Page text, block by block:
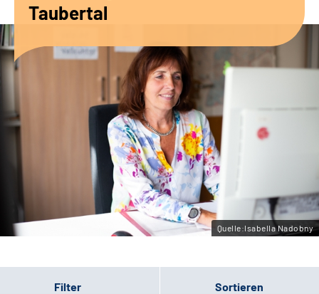
Karriere
Sozialdienste & Zuweisende
Leichte Sprache
Gebärdensprache
Taubertal
Quelle:Isabella Nadobny
Filter Sortieren